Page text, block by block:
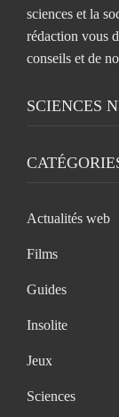
sciences et la
rédaction vous
conseils et de
SCIENCES
Actualités web
Films
Guides
Insolite
Jeux
Sciences